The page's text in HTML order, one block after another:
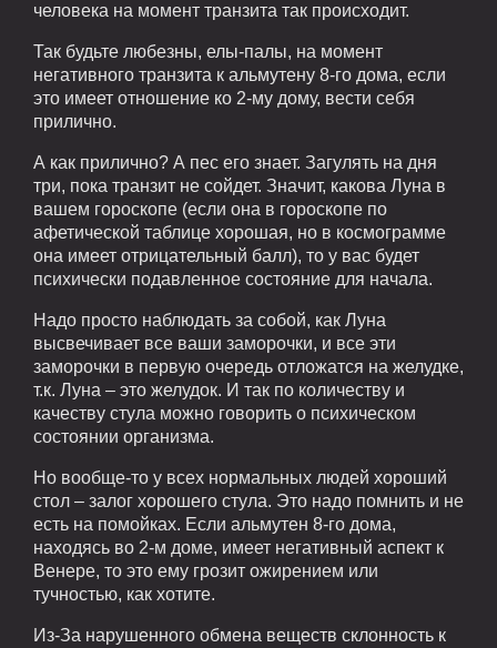
человека на момент транзита так происходит.
Так будьте любезны, елы-палы, на момент
негативного транзита к альмутену 8-го дома, если
это имеет отношение ко 2-му дому, вести себя
прилично.
А как прилично? А пес его знает. Загулять на дня
три, пока транзит не сойдет. Значит, какова Луна в
вашем гороскопе (если она в гороскопе по
афетической таблице хорошая, но в космограмме
она имеет отрицательный балл), то у вас будет
психически подавленное состояние для начала.
Надо просто наблюдать за собой, как Луна
высвечивает все ваши заморочки, и все эти
заморочки в первую очередь отложатся на желудке,
т.к. Луна – это желудок. И так по количеству и
качеству стула можно говорить о психическом
состоянии организма.
Но вообще-то у всех нормальных людей хороший
стол – залог хорошего стула. Это надо помнить и не
есть на помойках. Если альмутен 8-го дома,
находясь во 2-м доме, имеет негативный аспект к
Венере, то это ему грозит ожирением или
тучностью, как хотите.
Из-За нарушенного обмена веществ склонность к